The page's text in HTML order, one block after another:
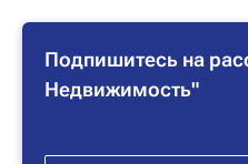
Подпишитесь на
Недвижимость"